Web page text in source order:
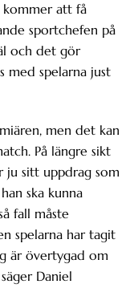
kommer att få
sportchefen på
och det gör
med spelarna just
men det kan
På längre sikt
ju sitt uppdrag som
ska kunna
fall måste
spelarna har tagit
är övertygad om
Daniel